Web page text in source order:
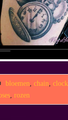
bloemen chain clock
, rozen